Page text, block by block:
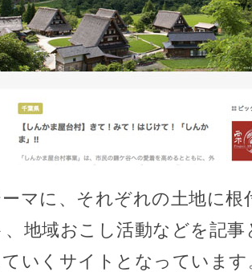
ーマに、それぞれの土地に
地域おこし活動などを記
いくサイトとなっています